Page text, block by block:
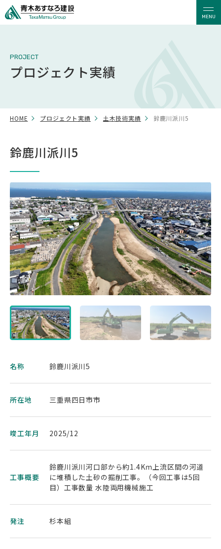
MENU
PROJECT
プロジェクト実績
HOME プロジェクト実績 土木技術実績 鈴鹿川派川5
鈴鹿川派川5
名称 鈴鹿川派川5
所在地 三重県四日市市
竣工年月 2025/12
工事概要
鈴鹿川派川河口部から約1.4Kｍ上流区間の河道
に堆積した土砂の掘削工事。（今回工事は5回
目）工事数量 水陸両用機械施工
発注 杉本組